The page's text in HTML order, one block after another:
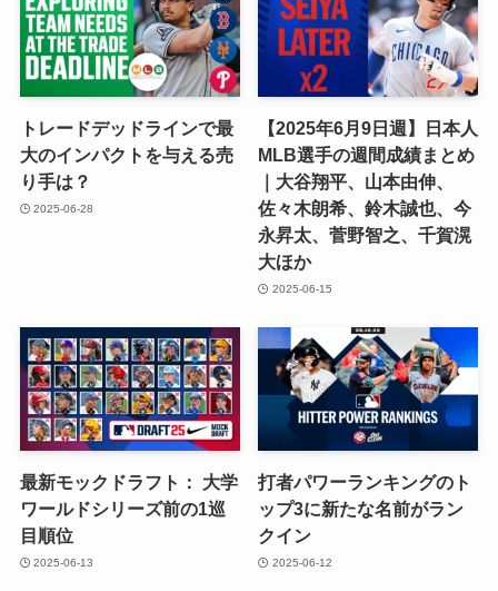
トレードデッドラインで最
大のインパクトを与える売
り手は？
2025-06-28
【2025年6月9日週】日本人
MLB選手の週間成績まとめ
｜大谷翔平、山本由伸、
佐々木朗希、鈴木誠也、今
永昇太、菅野智之、千賀滉
大ほか
2025-06-15
最新モックドラフト： 大学
ワールドシリーズ前の1巡
目順位
2025-06-13
打者パワーランキングのト
ップ3に新たな名前がラン
クイン
2025-06-12